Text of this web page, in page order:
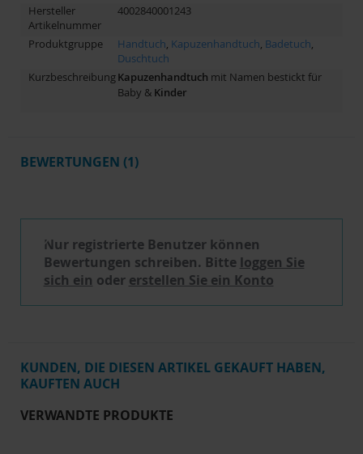
Hersteller
Artikelnummer
4002840001243
Produktgruppe Handtuch, Kapuzenhandtuch, Badetuch,
Duschtuch
KurzbeschreibungKapuzenhandtuch mit Namen bestickt für
Baby & Kinder
BEWERTUNGEN 1
Nur registrierte Benutzer können
Bewertungen schreiben. Bitte loggen Sie
sich ein oder erstellen Sie ein Konto
KUNDEN, DIE DIESEN ARTIKEL GEKAUFT HABEN,
KAUFTEN AUCH
VERWANDTE PRODUKTE